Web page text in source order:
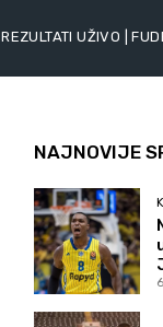
REZULTATI UŽIVO |
NAJNOVIJE